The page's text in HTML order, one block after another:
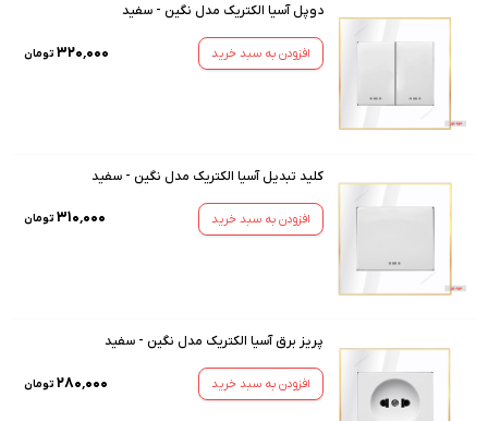
دوپل آسیا الکتریک مدل نگین - سفید
افزودن به سبد خرید ۳۲۰٬۰۰۰ تومان
کلید تبدیل آسیا الکتریک مدل نگین - سفید
افزودن به سبد خرید ۳۱۰٬۰۰۰ تومان
پریز برق آسیا الکتریک مدل نگین - سفید
افزودن به سبد خرید ۲۸۰٬۰۰۰ تومان